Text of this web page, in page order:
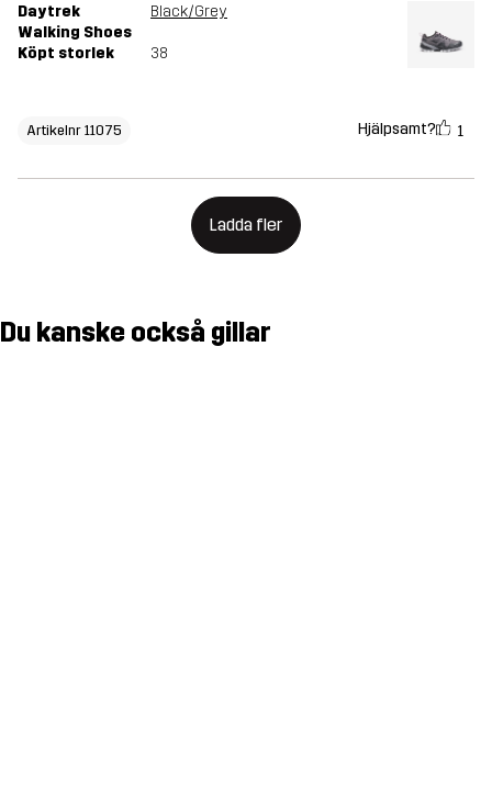
Daytrek
Walking Shoes
Black/Grey
Köpt storlek 38
Artikelnr 11075 Hjälpsamt? 1
Ladda fler
Du kanske också gillar